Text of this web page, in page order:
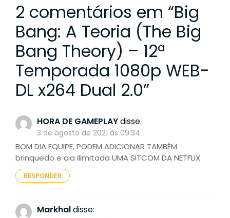
2 comentários em “Big
Bang: A Teoria (The Big
Bang Theory) – 12ª
Temporada 1080p WEB-
DL x264 Dual 2.0”
HORA DE GAMEPLAYdisse:
3 de agosto de 2021 às 09:34
BOM DIA EQUIPE, PODEM ADICIONAR TAMBÉM
brinquedo e cia ilimitada UMA SITCOM DA NETFLIX
RESPONDER
Markhaldisse: